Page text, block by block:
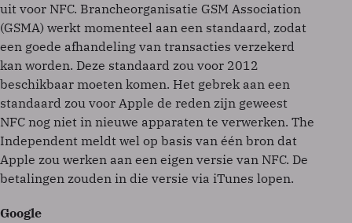
uit voor NFC. Brancheorganisatie GSM Association
(GSMA) werkt momenteel aan een standaard, zodat
een goede afhandeling van transacties verzekerd
kan worden. Deze standaard zou voor 2012
beschikbaar moeten komen. Het gebrek aan een
standaard zou voor Apple de reden zijn geweest
NFC nog niet in nieuwe apparaten te verwerken. The
Independent meldt wel op basis van één bron dat
Apple zou werken aan een eigen versie van NFC. De
betalingen zouden in die versie via iTunes lopen.
Google